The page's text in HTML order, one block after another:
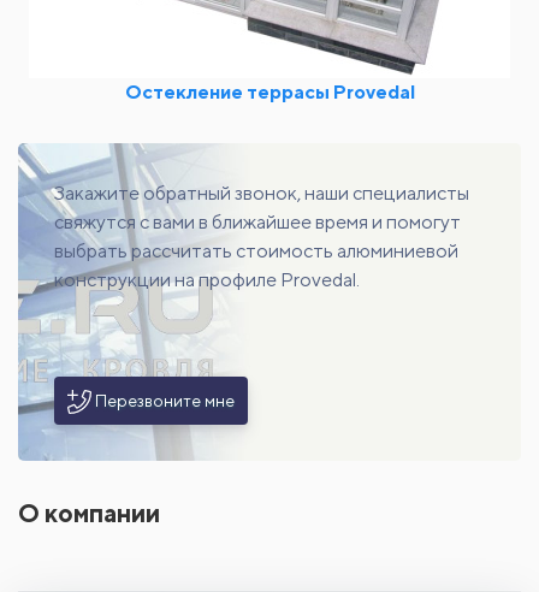
Остекление террасы Provedal
Закажите обратный звонок, наши специалисты
свяжутся с вами в ближайшее время и помогут
выбрать рассчитать стоимость алюминиевой
конструкции на профиле Provedal.
Перезвоните мне
О компании